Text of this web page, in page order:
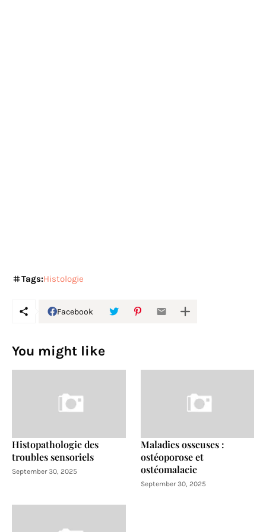
Tags:Histologie
Facebook
You might like
Histopathologie des
troubles sensoriels
September 30, 2025
Maladies osseuses :
ostéoporose et
ostéomalacie
September 30, 2025